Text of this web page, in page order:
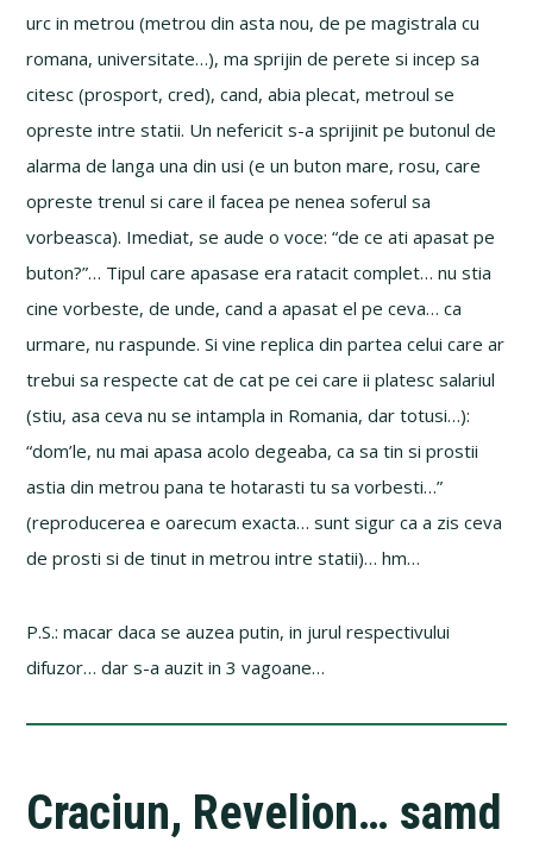
urc in metrou (metrou din asta nou, de pe magistrala cu
romana, universitate…), ma sprijin de perete si incep sa
citesc (prosport, cred), cand, abia plecat, metroul se
opreste intre statii. Un nefericit s-a sprijinit pe butonul de
alarma de langa una din usi (e un buton mare, rosu, care
opreste trenul si care il facea pe nenea soferul sa
vorbeasca). Imediat, se aude o voce: “de ce ati apasat pe
buton?”… Tipul care apasase era ratacit complet… nu stia
cine vorbeste, de unde, cand a apasat el pe ceva… ca
urmare, nu raspunde. Si vine replica din partea celui care ar
trebui sa respecte cat de cat pe cei care ii platesc salariul
(stiu, asa ceva nu se intampla in Romania, dar totusi…):
“dom’le, nu mai apasa acolo degeaba, ca sa tin si prostii
astia din metrou pana te hotarasti tu sa vorbesti…”
(reproducerea e oarecum exacta… sunt sigur ca a zis ceva
de prosti si de tinut in metrou intre statii)… hm…
P.S.: macar daca se auzea putin, in jurul respectivului
difuzor… dar s-a auzit in 3 vagoane…
Craciun, Revelion… samd